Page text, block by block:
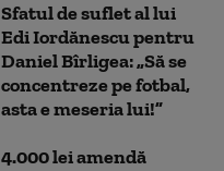
Sfatul de suflet al lui
Edi Iordănescu pentru
Daniel Bîrligea: „Să se
concentreze pe fotbal,
asta e meseria lui!”
4.000 lei amendă